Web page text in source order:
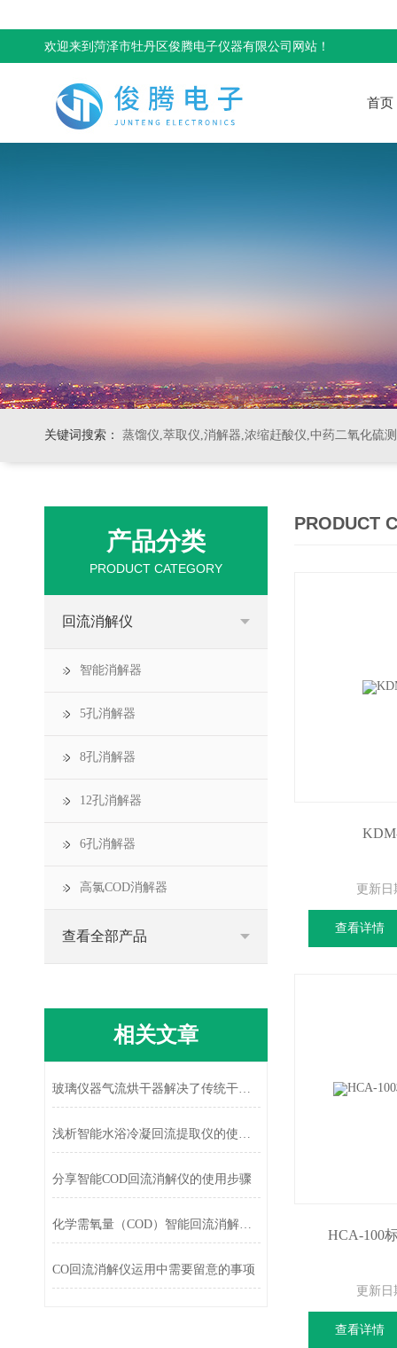
欢迎来到菏泽市牡丹区俊腾电子仪器有限公司网站！
首页
关键词搜索： 蒸馏仪,萃取仪,消解器,浓缩赶酸仪,中药二氧化硫
产品分类
PRODUCT CATEGORY
回流消解仪
智能消解器
5孔消解器
8孔消解器
12孔消解器
6孔消解器
高氯COD消解器
查看全部产品
相关文章
玻璃仪器气流烘干器解决了传统干燥方式效率低的问题
浅析智能水浴冷凝回流提取仪的使用流程
分享智能COD回流消解仪的使用步骤
化学需氧量（COD）智能回流消解仪的技术要求及检测
CO回流消解仪运用中需要留意的事项
PRODUCT
更新日
查看详情
HCA-100
更新日
查看详情